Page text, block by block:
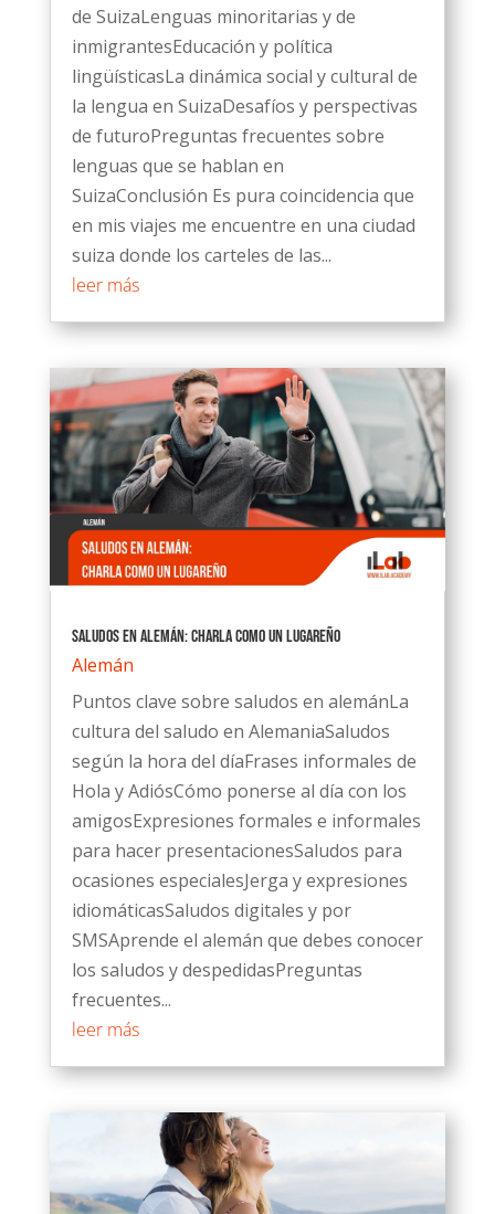
de SuizaLenguas minoritarias y de
inmigrantesEducación y política
lingüísticasLa dinámica social y cultural de
la lengua en SuizaDesafíos y perspectivas
de futuroPreguntas frecuentes sobre
lenguas que se hablan en
SuizaConclusión Es pura coincidencia que
en mis viajes me encuentre en una ciudad
suiza donde los carteles de las...
leer más
Saludos en Alemán: Charla como un lugareño
Alemán
Puntos clave sobre saludos en alemánLa
cultura del saludo en AlemaniaSaludos
según la hora del díaFrases informales de
Hola y AdiósCómo ponerse al día con los
amigosExpresiones formales e informales
para hacer presentacionesSaludos para
ocasiones especialesJerga y expresiones
idiomáticasSaludos digitales y por
SMSAprende el alemán que debes conocer
los saludos y despedidasPreguntas
frecuentes...
leer más